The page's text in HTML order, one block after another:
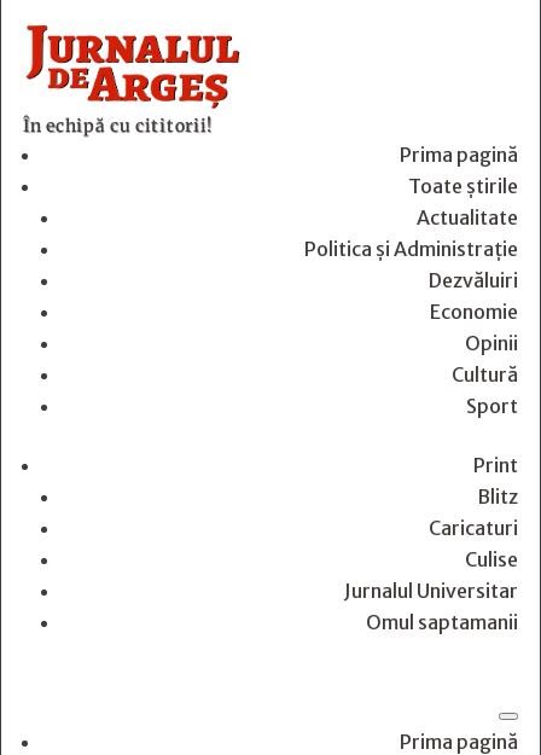
În echipă cu cititorii!
Prima pagină
Toate știrile
Actualitate
Politica și Administrație
Dezvăluiri
Economie
Opinii
Cultură
Sport
Print
Blitz
Caricaturi
Culise
Jurnalul Universitar
Omul saptamanii
Prima pagină